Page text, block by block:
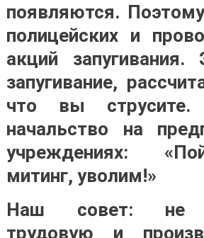
появляются.
полицейских и
акций
запугивание,
что вы струсите.
начальство на
учреждениях:
митинг, уволим!»
Наш совет: не
трудовую и